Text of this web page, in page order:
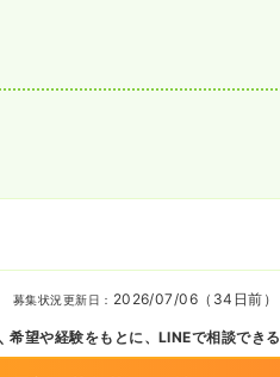
募集状況更新日： 2026/07/06（34日前）
希望や経験をもとに、LINEで相談できる